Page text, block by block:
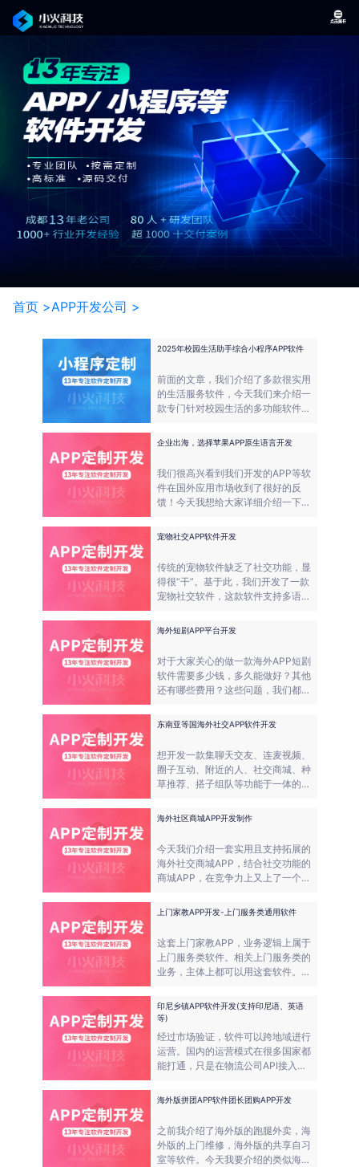
首页 >APP开发公司 >
2025年校园生活助手综合小程序APP软件
前面的文章，我们介绍了多款很实用
的生活服务软件，今天我们来介绍一
款专门针对校园生活的多功能软件。
托给了我们。我们一定不能辜负！
企业出海，选择苹果APP原生语言开发
我们很高兴看到我们开发的APP等软
件在国外应用市场收到了很好的反
馈！今天我想给大家详细介绍一下苹
宠物社交APP软件开发
传统的宠物软件缺乏了社交功能，显
得很“干”。基于此，我们开发了一款
宠物社交软件，这款软件支持多语
海外短剧APP平台开发
对于大家关心的做一款海外APP短剧
软件需要多少钱，多久能做好？其他
还有哪些费用？这些问题，我们都会
东南亚等国海外社交APP软件开发
想开发一款集聊天交友、连麦视频、
圈子互动、附近的人、社交商城、种
草推荐、搭子组队等功能于一体的社
宣传推广。
海外社区商城APP开发制作
今天我们介绍一套实用且支持拓展的
海外社交商城APP，结合社交功能的
商城APP，在竞争力上又上了一个台
草”等功能。2025年，做一款有人
上门家教APP开发-上门服务类通用软件
这套上门家教APP，业务逻辑上属于
上门服务类软件。相关上门服务类的
业务，主体上都可以用这套软件。因
甲方灵活运用。
印尼乡镇APP软件开发(支持印尼语、英语
等)
经过市场验证，软件可以跨地域进行
运营。国内的运营模式在很多国家都
能打通，只是在物流公司API接入以
海外版拼团APP软件团长团购APP开发
之前我介绍了海外版的跑腿外卖，海
外版的上门维修，海外版的共享自习
室等软件。今天我要介绍的类似海外